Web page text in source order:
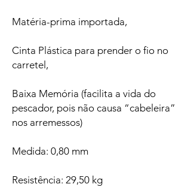
Matéria-prima importada,
Cinta Plástica para prender o fio no
carretel,
Baixa Memória (facilita a vida do
pescador, pois não causa “cabeleira”
nos arremessos)
Medida: 0,80 mm
Resistência: 29,50 kg